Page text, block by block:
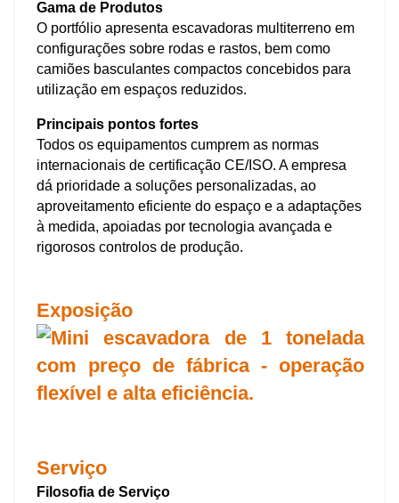
Gama de Produtos
O portfólio apresenta escavadoras multiterreno em
configurações sobre rodas e rastos, bem como
camiões basculantes compactos concebidos para
utilização em espaços reduzidos.
Principais pontos fortes
Todos os equipamentos cumprem as normas
internacionais de certificação CE/ISO. A empresa
dá prioridade a soluções personalizadas, ao
aproveitamento eficiente do espaço e a adaptações
à medida, apoiadas por tecnologia avançada e
rigorosos controlos de produção.
Exposição
Serviço
Filosofia de Serviço